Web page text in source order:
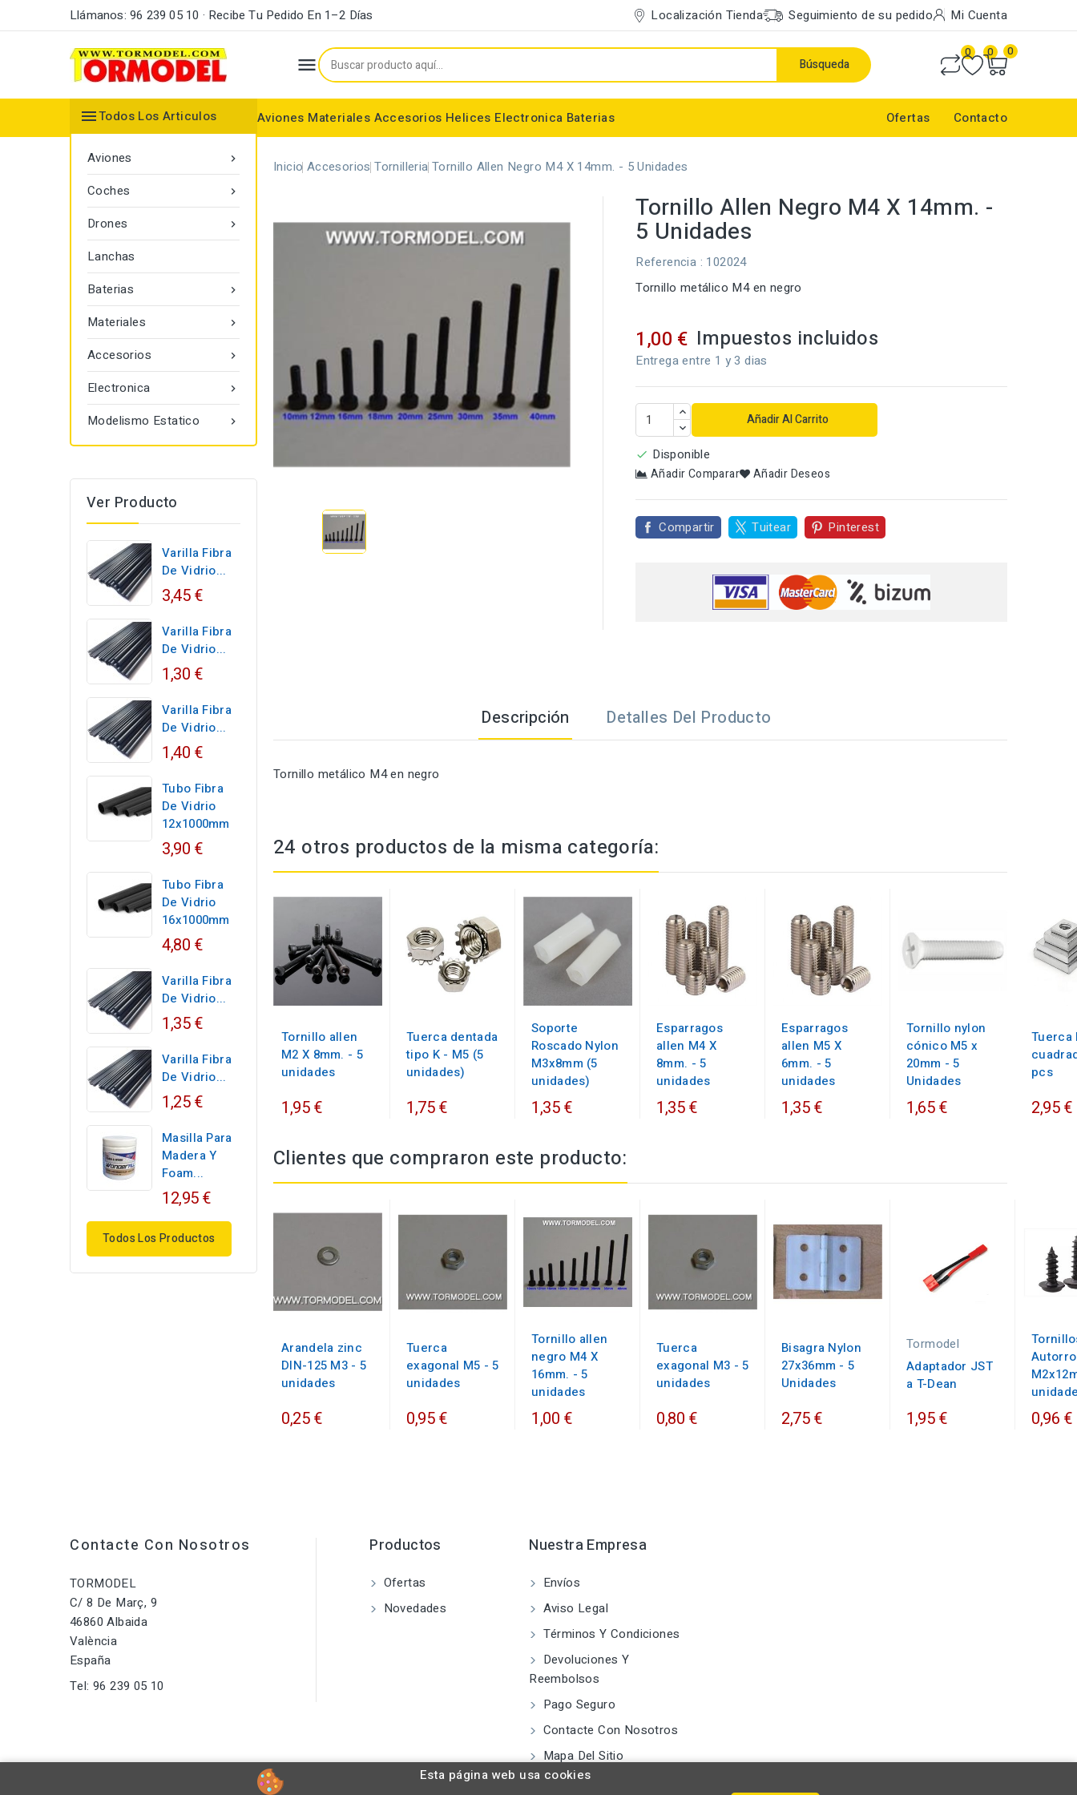
Llámanos: 96 239 05 10 · Recibe Tu Pedido En 1–2 Días Localización Tienda Seguimiento de su pedido Mi Cuenta
 Búsqueda
0 0 0
Aviones Materiales Accesorios Helices Electronica Baterias Ofertas Contacto
Todos Los Articulos

Aviones

Coches

Drones
Lanchas

Baterias

Materiales

Accesorios

Electronica

Modelismo Estatico
Ver Producto
Varilla Fibra
De Vidrio...
3,45 €
Varilla Fibra
De Vidrio...
1,30 €
Varilla Fibra
De Vidrio...
1,40 €
Tubo Fibra
De Vidrio
12x1000mm
3,90 €
Tubo Fibra
De Vidrio
16x1000mm
4,80 €
Varilla Fibra
De Vidrio...
1,35 €
Varilla Fibra
De Vidrio...
1,25 €
Masilla Para
Madera Y
Foam...
12,95 €
Todos Los Productos
Inicio Accesorios Tornilleria Tornillo Allen Negro M4 X 14mm. - 5 Unidades
Tornillo Allen Negro M4 X 14mm. -
5 Unidades
Referencia : 102024
Tornillo metálico M4 en negro
1,00 € Impuestos incluidos
Entrega entre 1 y 3 dias
Añadir Al Carrito
 Disponible
Añadir Comparar Añadir Deseos
Compartir Tuitear Pinterest
Descripción Detalles Del Producto
Tornillo metálico M4 en negro
24 otros productos de la misma categoría:
Tornillo allen
M2 X 8mm. - 5
unidades
1,95 €
Tuerca dentada
tipo K - M5 (5
unidades)
1,75 €
Soporte
Roscado Nylon
M3x8mm (5
unidades)
1,35 €
Esparragos
allen M4 X
8mm. - 5
unidades
1,35 €
Esparragos
allen M5 X
6mm. - 5
unidades
1,35 €
Tornillo nylon
cónico M5 x
20mm - 5
Unidades
1,65 €
Tuerca
pcs
2,95 €
Clientes que compraron este producto:
Arandela zinc
DIN-125 M3 - 5
unidades
0,25 €
Tuerca
exagonal M5 - 5
unidades
0,95 €
Tornillo allen
negro M4 X
16mm. - 5
unidades
1,00 €
Tuerca
exagonal M3 - 5
unidades
0,80 €
Bisagra Nylon
27x36mm - 5
Unidades
2,75 €
Tormodel
Adaptador JST
a T-Dean
1,95 € 0,96 €
Contacte Con Nosotros
TORMODEL
C/ 8 De Març, 9
46860 Albaida
València
España
Tel: 96 239 05 10
Productos
Ofertas
Novedades
Nuestra Empresa
Envíos
Aviso Legal
Términos Y Condiciones
Devoluciones Y
Reembolsos
Pago Seguro
Contacte Con Nosotros
Mapa Del Sitio
Esta página web usa cookies